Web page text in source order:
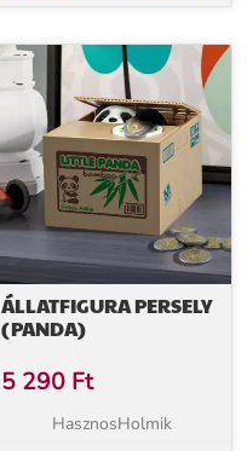
ÁLLATFIGURA PERSELY
(PANDA)
5 290 Ft
HasznosHolmik